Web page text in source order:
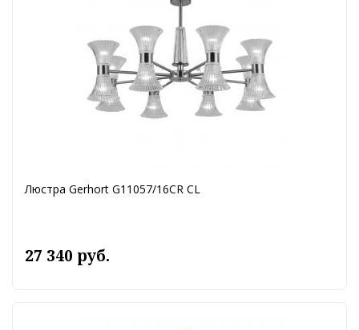
Люстра Gerhort G11057/16CR CL
27 340 руб.